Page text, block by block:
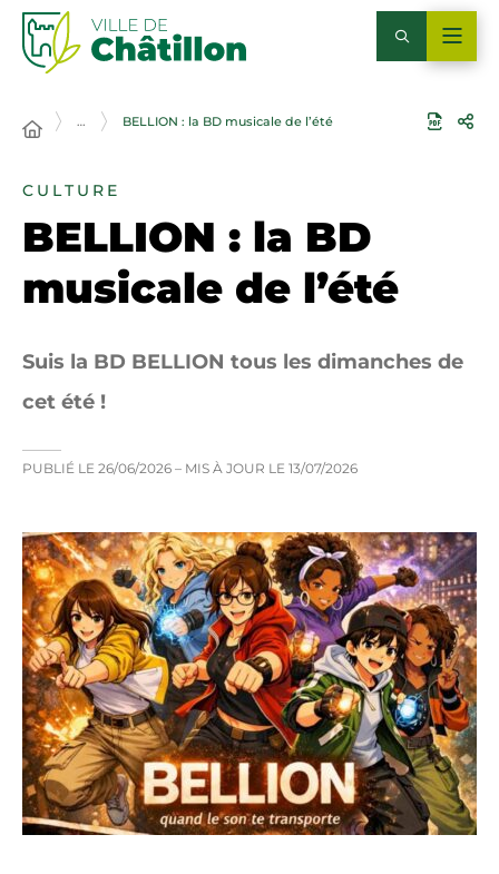
… BELLION : la BD musicale de l’été
CULTURE
BELLION : la BD
musicale de l’été
Suis la BD BELLION tous les dimanches de
cet été !
PUBLIÉ LE 26/06/2026 – MIS À JOUR LE 13/07/2026